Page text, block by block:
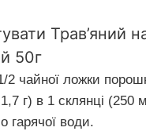
Трав’яний
50г
2 чайної ложки
г) в 1 склянці (250
гарячої води.